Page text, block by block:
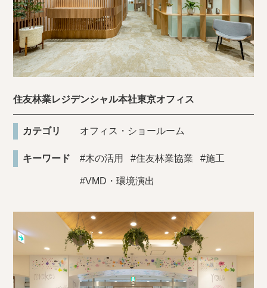
住友林業レジデンシャル本社東京オフィス
カテゴリ オフィス・ショールーム
キーワード #木の活用 #住友林業協業 #施工
#VMD・環境演出